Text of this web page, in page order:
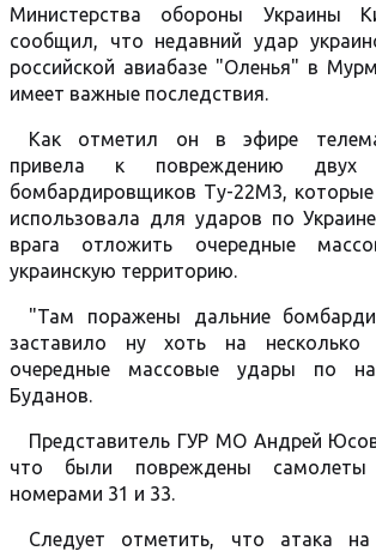
Министерства обороны Украины
сообщил, что недавний удар
российской авиабазе "Оленья" в
имеет важные последствия.
Как отметил он в эфире
привела к повреждению двух
бомбардировщиков Ту-22М3, которые
использовала для ударов по
врага отложить очередные
украинскую территорию.
"Там поражены дальние
заставило ну хоть на несколько
очередные массовые удары по
Буданов.
Представитель ГУР МО Андрей
что были повреждены
номерами 31 и 33.
Следует отметить, что атака